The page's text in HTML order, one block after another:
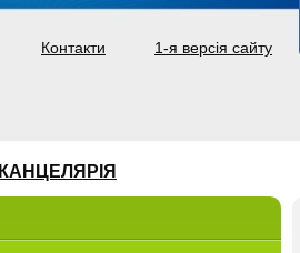
Контакти 1-я версія сайту
КАНЦЕЛЯРІЯ